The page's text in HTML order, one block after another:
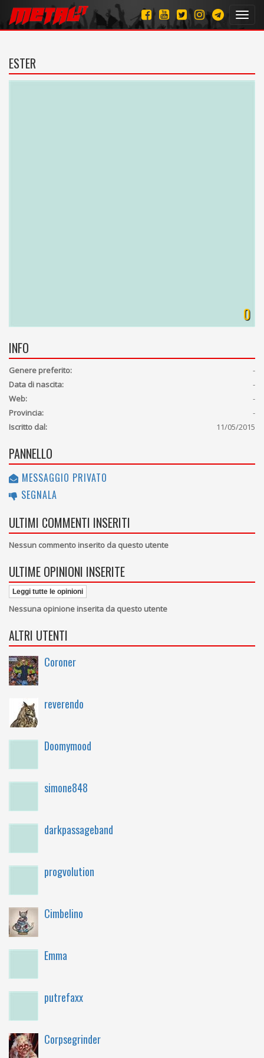
ESTER
0
INFO
Genere preferito:
-
Data di nascita:
-
Web:
-
Provincia:
-
Iscritto dal:
11/05/2015
PANNELLO
MESSAGGIO PRIVATO
SEGNALA
ULTIMI COMMENTI INSERITI
Nessun commento inserito da questo utente
ULTIME OPINIONI INSERITE
Leggi tutte le opinioni
Nessuna opinione inserita da questo utente
ALTRI UTENTI
Coroner
reverendo
Doomymood
simone848
darkpassageband
progvolution
Cimbelino
Emma
putrefaxx
Corpsegrinder